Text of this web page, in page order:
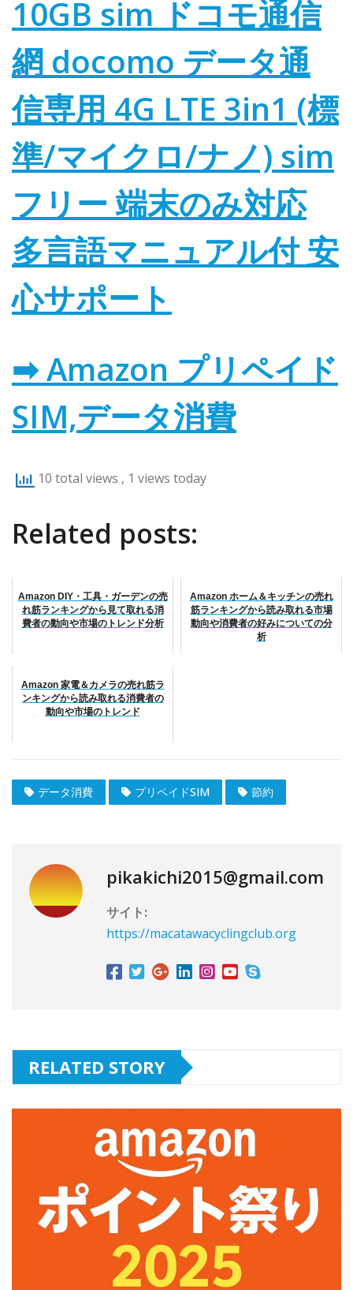
10GB sim ドコモ通信
網 docomo データ通
信専用 4G LTE 3in1 (標
準/マイクロ/ナノ) sim
フリー 端末のみ対応
多言語マニュアル付 安
心サポート
➡ Amazon プリペイド
SIM,データ消費
10 total views , 1 views today
Related posts:
Amazon DIY・工具・ガーデンの売
れ筋ランキングから見て取れる消
費者の動向や市場のトレンド分析
Amazon ホーム＆キッチンの売れ
筋ランキングから読み取れる市場
動向や消費者の好みについての分
析
Amazon 家電＆カメラの売れ筋ラ
ンキングから読み取れる消費者の
動向や市場のトレンド
データ消費 プリペイドSIM 節約
pikakichi2015@gmail.com
サイト:
https://macatawacyclingclub.org
RELATED STORY